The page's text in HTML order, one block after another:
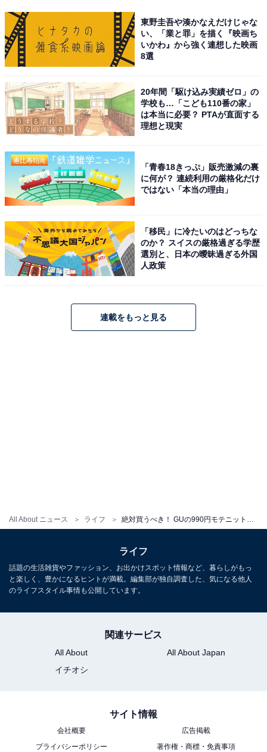
All About ニュース ライフ
レオパード柄のロングスカートで大人可愛く。パープル
ニットがトレンド感をプラスしてくれて◎
コーデ3
ふわふわニットとレザースカートの異素材ミックスで旬
東野圭吾や湊かなえだけじゃな
い、「業と罪」を描く『映画ち
いかわ』から強く連想した映画
8選
20年間「駆け込み実績ゼロ」の
学校も…「こども110番の家」
は本当に必要？ PTAが直面する
理想と現実
「青春18きっぷ」販売激減の裏
に何が？ 連続利用の厳格化だけ
ではない「本当の理由」
「移民」に冷たいのはどっちな
のか？ スイスの厳格過ぎる学歴
選別と、日本の曖昧過ぎる外国
人政策
連載をもっと見る
ライフ
話題の生活雑貨やファッション、お出かけスポット情報など、暮らしがもっ
と楽しく、豊かになるヒントが満載。編集部が独自調査した、気になる他人
のライフスタイル事情も公開しています。
関連サービス
All About
All About Japan
イチオシ
サイト情報
会社概要
広告掲載
プライバシーポリシー
著作権・商標・免責事項